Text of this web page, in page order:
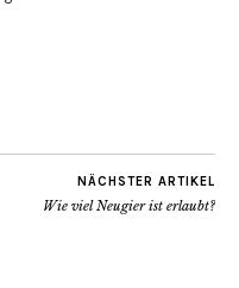
NÄCHSTER ARTIKEL
Wie viel Neugier ist erlaubt?